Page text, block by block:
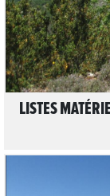
LISTES